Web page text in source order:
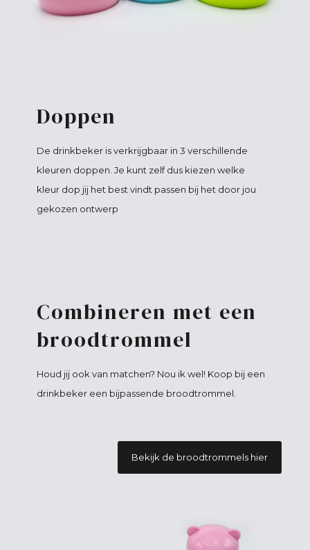
Doppen
De drinkbeker is verkrijgbaar in 3 verschillende
kleuren doppen. Je kunt zelf dus kiezen welke
kleur dop jij het best vindt passen bij het door jou
gekozen ontwerp
Combineren met een
broodtrommel
Houd jij ook van matchen? Nou ik wel! Koop bij een
drinkbeker een bijpassende broodtrommel.
Bekijk de broodtrommels hier